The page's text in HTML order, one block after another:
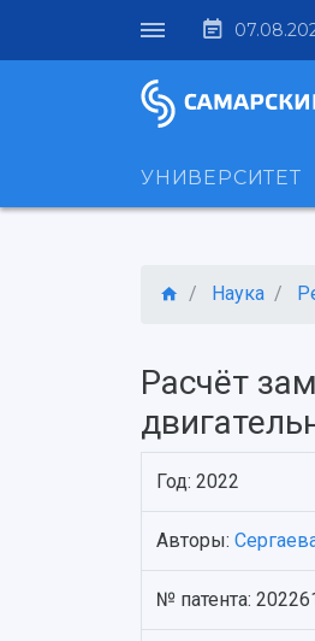
УНИВЕРСИТЕТ
Наука
Расчёт
Год: 2022
Авторы:
№ патента: